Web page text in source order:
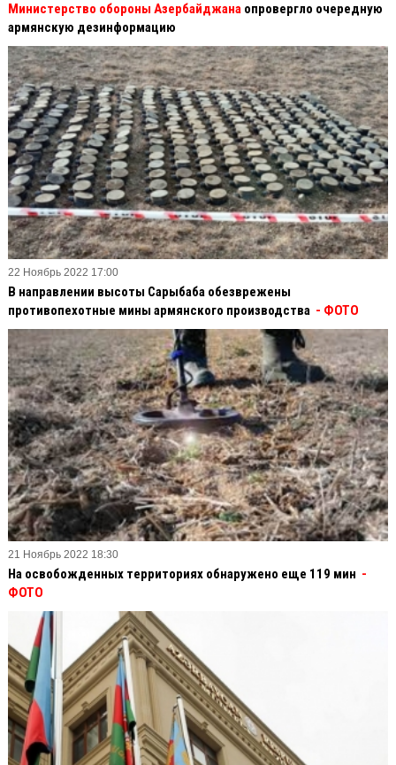
Министерство обороны Азербайджана опровергло очередную
армянскую дезинформацию
22 Ноябрь 2022 17:00
В направлении высоты Сарыбаба обезврежены
противопехотные мины армянского производства - ФОТО
21 Ноябрь 2022 18:30
На освобожденных территориях обнаружено еще 119 мин -
ФОТО